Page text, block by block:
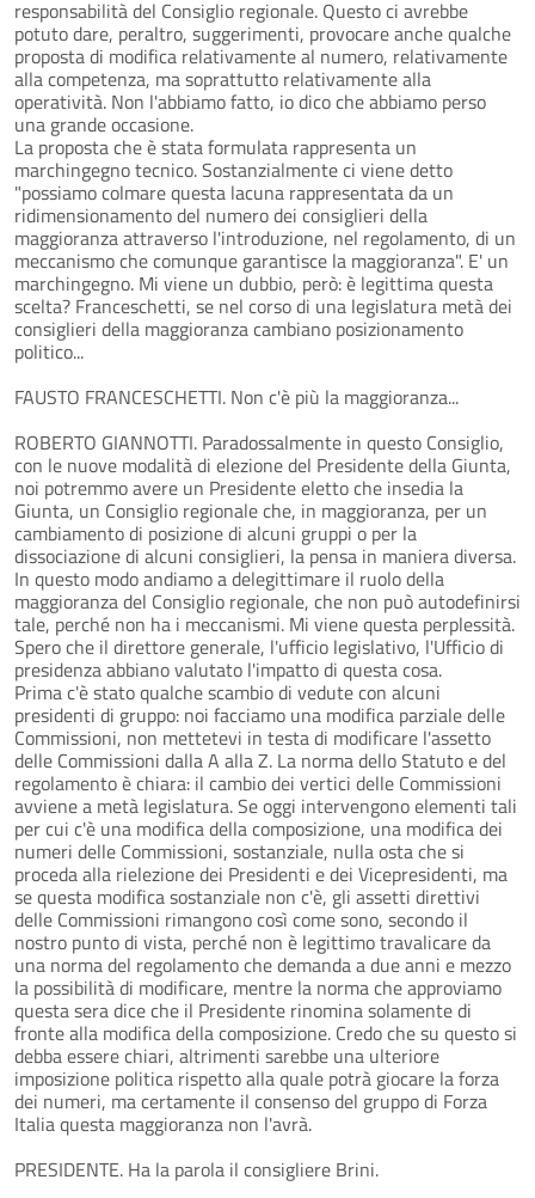
responsabilità del Consiglio regionale. Questo ci avrebbe
potuto dare, peraltro, suggerimenti, provocare anche qualche
proposta di modifica relativamente al numero, relativamente
alla competenza, ma soprattutto relativamente alla
operatività. Non l'abbiamo fatto, io dico che abbiamo perso
una grande occasione.
La proposta che è stata formulata rappresenta un
marchingegno tecnico. Sostanzialmente ci viene detto
"possiamo colmare questa lacuna rappresentata da un
ridimensionamento del numero dei consiglieri della
maggioranza attraverso l'introduzione, nel regolamento, di un
meccanismo che comunque garantisce la maggioranza". E' un
marchingegno. Mi viene un dubbio, però: è legittima questa
scelta? Franceschetti, se nel corso di una legislatura metà dei
consiglieri della maggioranza cambiano posizionamento
politico...
FAUSTO FRANCESCHETTI. Non c'è più la maggioranza...
ROBERTO GIANNOTTI. Paradossalmente in questo Consiglio,
con le nuove modalità di elezione del Presidente della Giunta,
noi potremmo avere un Presidente eletto che insedia la
Giunta, un Consiglio regionale che, in maggioranza, per un
cambiamento di posizione di alcuni gruppi o per la
dissociazione di alcuni consiglieri, la pensa in maniera diversa.
In questo modo andiamo a delegittimare il ruolo della
maggioranza del Consiglio regionale, che non può autodefinirsi
tale, perché non ha i meccanismi. Mi viene questa perplessità.
Spero che il direttore generale, l'ufficio legislativo, l'Ufficio di
presidenza abbiano valutato l'impatto di questa cosa.
Prima c'è stato qualche scambio di vedute con alcuni
presidenti di gruppo: noi facciamo una modifica parziale delle
Commissioni, non mettetevi in testa di modificare l'assetto
delle Commissioni dalla A alla Z. La norma dello Statuto e del
regolamento è chiara: il cambio dei vertici delle Commissioni
avviene a metà legislatura. Se oggi intervengono elementi tali
per cui c'è una modifica della composizione, una modifica dei
numeri delle Commissioni, sostanziale, nulla osta che si
proceda alla rielezione dei Presidenti e dei Vicepresidenti, ma
se questa modifica sostanziale non c'è, gli assetti direttivi
delle Commissioni rimangono così come sono, secondo il
nostro punto di vista, perché non è legittimo travalicare da
una norma del regolamento che demanda a due anni e mezzo
la possibilità di modificare, mentre la norma che approviamo
questa sera dice che il Presidente rinomina solamente di
fronte alla modifica della composizione. Credo che su questo si
debba essere chiari, altrimenti sarebbe una ulteriore
imposizione politica rispetto alla quale potrà giocare la forza
dei numeri, ma certamente il consenso del gruppo di Forza
Italia questa maggioranza non l'avrà.
PRESIDENTE. Ha la parola il consigliere Brini.